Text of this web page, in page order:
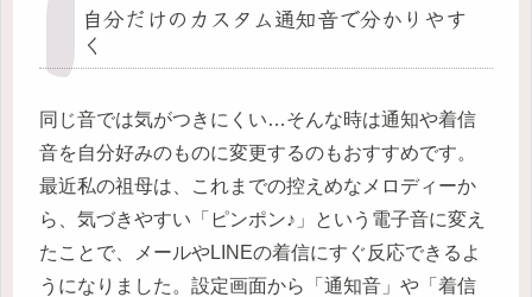
自分だけのカスタム通知音で分かりやす
く
同じ音では気がつきにくい…そんな時は通知や着信
音を自分好みのものに変更するのもおすすめです。
最近私の祖母は、これまでの控えめなメロディーか
ら、気づきやすい「ピンポン♪」という電子音に変え
たことで、メールやLINEの着信にすぐ反応できるよ
うになりました。設定画面から「通知音」や「着信